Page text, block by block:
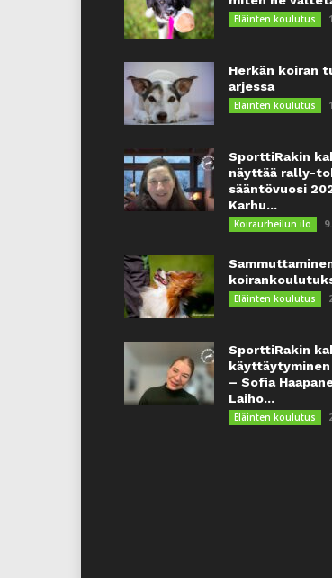
Eläinten koulutus
Herkän koiran
arjessa
Eläinten koulutus
SporttiRakin
näyttää rally-
sääntövuosi
Karhu...
Koiraurheilun ilo
Eläinten koulutus
SporttiRakin
käyttäytyminen
– Sofia
Laiho...
Eläinten koulutus